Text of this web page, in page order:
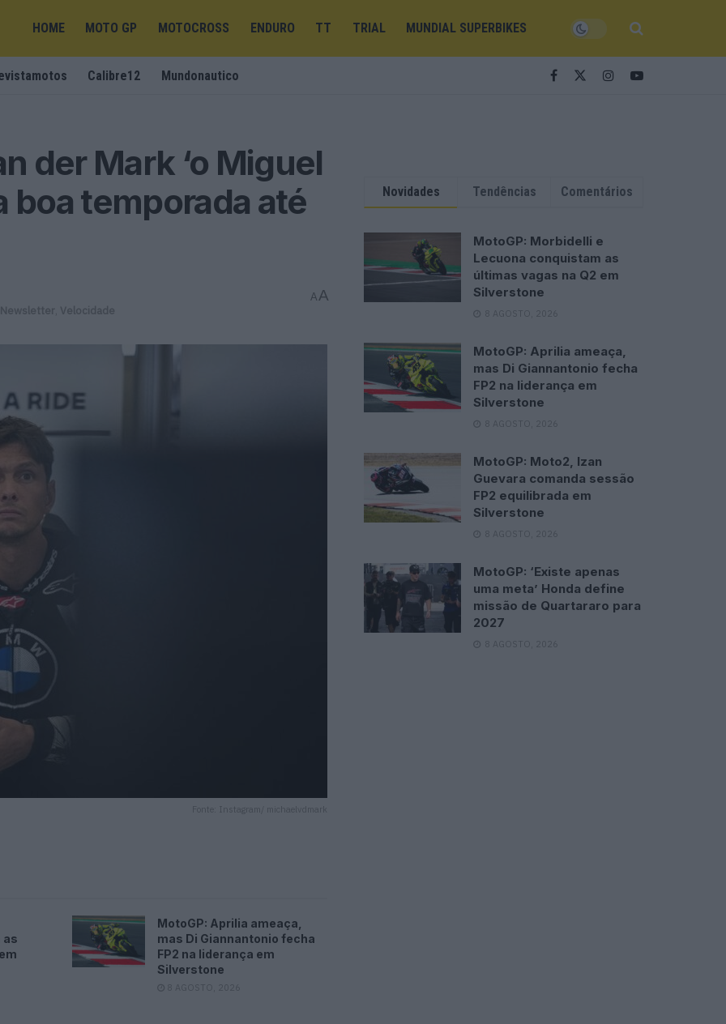
HOME MOTO GP MOTOCROSS ENDURO TT TRIAL MUNDIAL SUPERBIKES
Calibre12 Mundonautico
der Mark ‘o Miguel
boa temporada até
Newsletter Velocidade
AA
Fonte: Instagram/ michaelvdmark
as
MotoGP: Aprilia ameaça,
mas Di Giannantonio fecha
FP2 na liderança em
Silverstone
8 AGOSTO, 2026
Novidades Tendências Comentários
MotoGP: Morbidelli e
Lecuona conquistam as
últimas vagas na Q2 em
Silverstone
8 AGOSTO, 2026
MotoGP: Aprilia ameaça,
mas Di Giannantonio fecha
FP2 na liderança em
Silverstone
8 AGOSTO, 2026
MotoGP: Moto2, Izan
Guevara comanda sessão
FP2 equilibrada em
Silverstone
8 AGOSTO, 2026
MotoGP: ‘Existe apenas
uma meta’ Honda define
missão de Quartararo para
2027
8 AGOSTO, 2026